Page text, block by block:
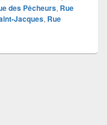
des Pêcheurs, Rue
Jacques, Rue